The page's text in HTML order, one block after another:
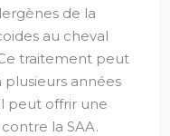
de la
au cheval
traitement peut
années
peut offrir une
la SAA.